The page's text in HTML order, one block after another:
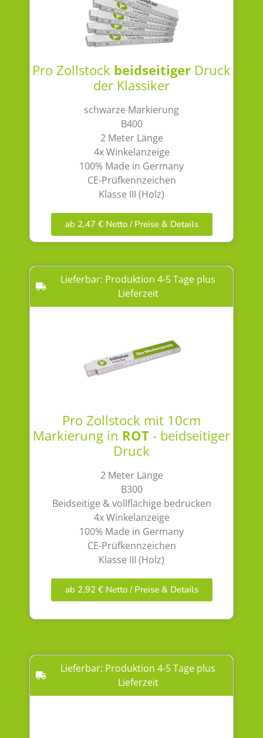
Pro Zollstock beidseitiger Druck
der Klassiker
schwarze Markierung
B400
2 Meter Länge
4x Winkelanzeige
100% Made in Germany
CE-Prüfkennzeichen
Klasse III (Holz)
ab 2,47 € Netto / Preise & Details
Lieferbar: Produktion 4-5 Tage plus
Lieferzeit
Pro Zollstock mit 10cm
Markierung in ROT- beidseitiger
Druck
2 Meter Länge
B300
Beidseitige & vollflächige bedrucken
4x Winkelanzeige
100% Made in Germany
CE-Prüfkennzeichen
Klasse III (Holz)
ab 2,92 € Netto / Preise & Details
Lieferbar: Produktion 4-5 Tage plus
Lieferzeit